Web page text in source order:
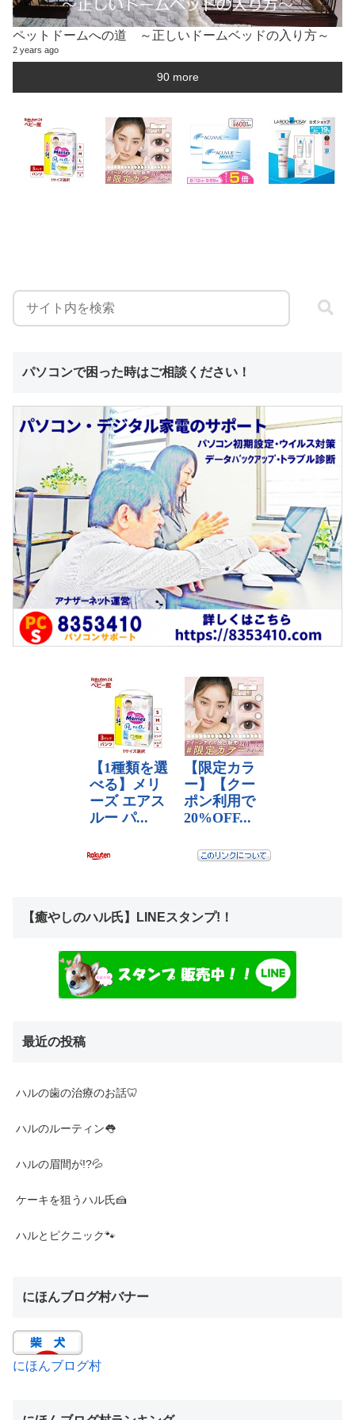
ペットドームへの道 ～正しいドームベッドの入り方～
2 years ago
90 more
パソコンで困った時はご相談ください！
【癒やしのハル氏】LINEスタンプ!！
最近の投稿
ハルの歯の治療のお話🦷
ハルのルーティン👅
ハルの眉間が!?💦
ケーキを狙うハル氏🍰
ハルとピクニック🐾
にほんブログ村バナー
にほんブログ村